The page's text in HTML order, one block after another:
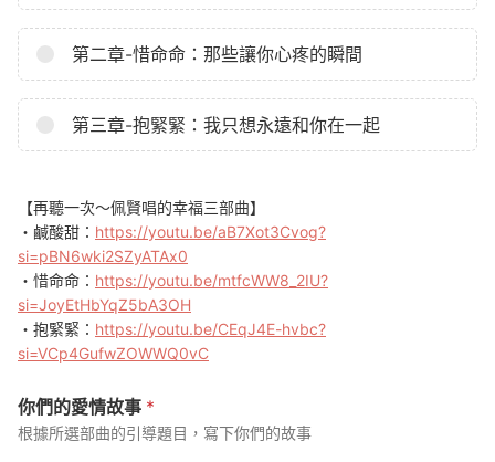
第二章-惜命命：那些讓你心疼的瞬間
第三章-抱緊緊：我只想永遠和你在一起
【再聽一次～佩賢唱的幸福三部曲】
・鹹酸甜： https://youtu.be/aB7Xot3Cvog?
si=pBN6wki2SZyATAx0
・惜命命： https://youtu.be/mtfcWW8_2IU?
si=JoyEtHbYqZ5bA3OH
・抱緊緊： https://youtu.be/CEqJ4E-hvbc?
si=VCp4GufwZOWWQ0vC
你們的愛情故事 *
根據所選部曲的引導題目，寫下你們的故事